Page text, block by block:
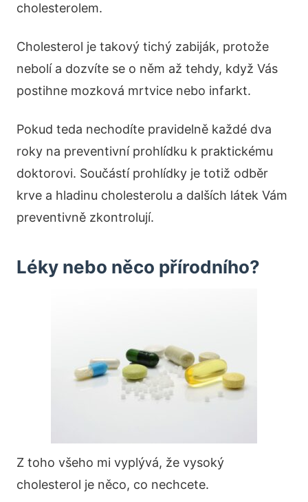
cholesterolem.
Cholesterol je takový tichý zabiják, protože
nebolí a dozvíte se o něm až tehdy, když Vás
postihne mozková mrtvice nebo infarkt.
Pokud teda nechodíte pravidelně každé dva
roky na preventivní prohlídku k praktickému
doktorovi. Součástí prohlídky je totiž odběr
krve a hladinu cholesterolu a dalších látek Vám
preventivně zkontrolují.
Léky nebo něco přírodního?
Z toho všeho mi vyplývá, že vysoký
cholesterol je něco, co nechcete.